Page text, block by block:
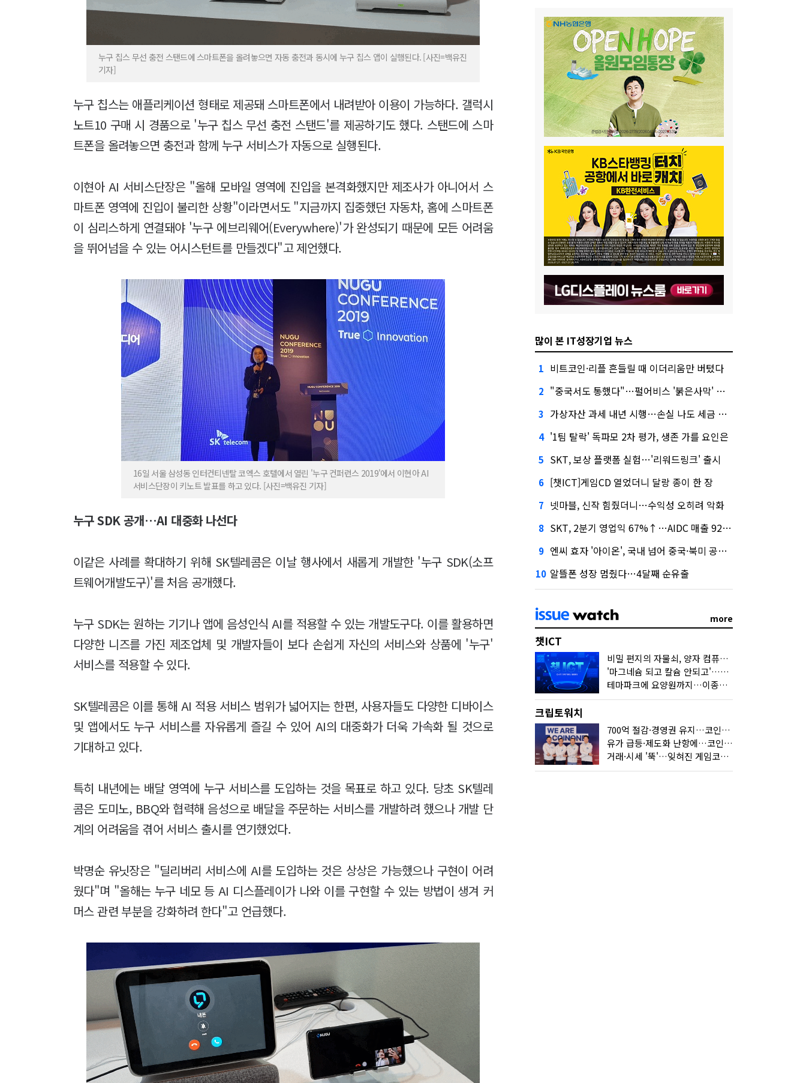
누구 칩스 무선 충전 스탠드에 스마트폰을 올려놓으면 자동 충전과 동시에 누구 칩스 앱이 실행된다. [사진=백유진
기자]
누구 칩스는 애플리케이션 형태로 제공돼 스마트폰에서 내려받아 이용이 가능하다. 갤럭시
노트10 구매 시 경품으로 '누구 칩스 무선 충전 스탠드'를 제공하기도 했다. 스탠드에 스마
트폰을 올려놓으면 충전과 함께 누구 서비스가 자동으로 실행된다.
이현아 AI 서비스단장은 "올해 모바일 영역에 진입을 본격화했지만 제조사가 아니어서 스
마트폰 영역에 진입이 불리한 상황"이라면서도 "지금까지 집중했던 자동차, 홈에 스마트폰
이 심리스하게 연결돼야 '누구 에브리웨어(Everywhere)'가 완성되기 때문에 모든 어려움
을 뛰어넘을 수 있는 어시스턴트를 만들겠다"고 제언했다.
16일 서울 삼성동 인터컨티넨탈 코엑스 호텔에서 열린 '누구 컨퍼런스 2019'에서 이현아 AI
서비스단장이 키노트 발표를 하고 있다. [사진=백유진 기자]
누구 SDK 공개…AI 대중화 나선다
이같은 사례를 확대하기 위해 SK텔레콤은 이날 행사에서 새롭게 개발한 '누구 SDK(소프
트웨어개발도구)'를 처음 공개했다.
누구 SDK는 원하는 기기나 앱에 음성인식 AI를 적용할 수 있는 개발도구다. 이를 활용하면
다양한 니즈를 가진 제조업체 및 개발자들이 보다 손쉽게 자신의 서비스와 상품에 '누구'
서비스를 적용할 수 있다.
SK텔레콤은 이를 통해 AI 적용 서비스 범위가 넓어지는 한편, 사용자들도 다양한 디바이스
및 앱에서도 누구 서비스를 자유롭게 즐길 수 있어 AI의 대중화가 더욱 가속화 될 것으로
기대하고 있다.
특히 내년에는 배달 영역에 누구 서비스를 도입하는 것을 목표로 하고 있다. 당초 SK텔레
콤은 도미노, BBQ와 협력해 음성으로 배달을 주문하는 서비스를 개발하려 했으나 개발 단
계의 어려움을 겪어 서비스 출시를 연기했었다.
박명순 유닛장은 "딜리버리 서비스에 AI를 도입하는 것은 상상은 가능했으나 구현이 어려
웠다"며 "올해는 누구 네모 등 AI 디스플레이가 나와 이를 구현할 수 있는 방법이 생겨 커
머스 관련 부분을 강화하려 한다"고 언급했다.
많이 본 IT성장기업 뉴스
1 비트코인·리플 흔들릴 때 이더리움만 버텼다
2 "중국서도 통했다"…펄어비스 '붉은사막' 최고 게임상
3 가상자산 과세 내년 시행…손실 나도 세금 낸다고?
4 '1팀 탈락' 독파모 2차 평가, 생존 가를 요인은
5 SKT, 보상 플랫폼 실험…'리워드링크' 출시
6 [챗ICT]게임CD 열었더니 달랑 종이 한 장
7 넷마블, 신작 힘줬더니…수익성 오히려 악화
8 SKT, 2분기 영업익 67%↑…AIDC 매출 92% 급증
9 엔씨 효자 '아이온', 국내 넘어 중국·북미 공략 나선다
10 알뜰폰 성장 멈췄다…4달째 순유출
more
챗ICT
비밀 편지의 자물쇠, 양자 컴퓨터가 연다
'마그네슘 되고 칼슘 안되고'…다음 'AI 요약' 갈 길은
테마파크에 요양원까지…이종사업 눈독 들이는 게임사
크립토워치
700억 절감·경영권 유지…코인원의 '영리한 딜'
유가 급등·제도화 난항에…코인 또 '멈칫'
거래·시세 '뚝'…잊혀진 게임코인들